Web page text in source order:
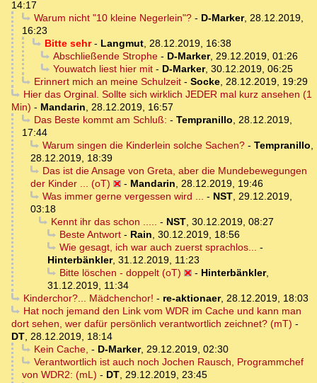
14:17
Warum nicht "10 kleine Negerlein"?- D-Marker, 28.12.2019,
16:23
Bitte sehr- Langmut, 28.12.2019, 16:38
Abschließende Strophe- D-Marker, 29.12.2019, 01:26
Youwatch liest hier mit- D-Marker, 30.12.2019, 06:25
Erinnert mich an meine Schulzeit- Socke, 28.12.2019, 19:29
Hier das Orginal. Sollte sich wirklich JEDER mal kurz ansehen (1
Min) - Mandarin
28.12.2019, 16:57
Das Beste kommt am Schluß: - Tempranillo
28.12.2019,
17:44
Warum singen die Kinderlein solche Sachen?- Tempranillo
28.12.2019, 18:39
Das ist die Ansage von Greta, aber die Mundebewegungen
der Kinder ... (oT)
- Mandarin
28.12.2019, 19:46
Was immer gerne vergessen wird ...
- NST, 29.12.2019,
03:18
Kennt ihr das schon .....
- NST, 30.12.2019, 08:27
Beste Antwort- Rain 30.12.2019, 18:56
Wie gesagt, ich war auch zuerst sprachlos...
-
Hinterbänkler, 31.12.2019, 11:23
Bitte löschen - doppelt (oT)
- Hinterbänkler,
31.12.2019, 11:34
Kinderchor?... Mädchenchor! - re-aktionaer, 28.12.2019, 18:03
Hat noch jemand den Link vom WDR im Cache und kann man
dort sehen, wer dafür persönlich verantwortlich zeichnet? (mT) -
DT 28.12.2019, 18:14
Kein Cache, - D-Marker, 29.12.2019, 02:30
Verantwortlich ist auch noch Jochen Rausch, Programmchef
von WDR2: (mL) - DT 29.12.2019, 23:45